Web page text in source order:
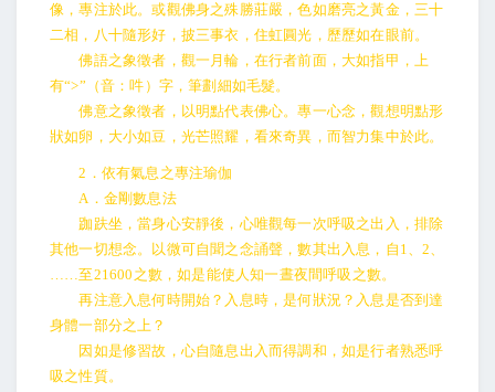
像，專注於此。或觀佛身之殊勝莊嚴，色如磨亮之黃金，三十
二相，八十隨形好，披三事衣，住虹圓光，歷歷如在眼前。
佛語之象徵者，觀一月輪，在行者前面，大如指甲，上
有“>”（音：吽）字，筆劃細如毛髮。
佛意之象徵者，以明點代表佛心。專一心念，觀想明點形
狀如卵，大小如豆，光芒照耀，看來奇異，而智力集中於此。
2．依有氣息之專注瑜伽
A．金剛數息法
跏趺坐，當身心安靜後，心唯觀每一次呼吸之出入，排除
其他一切想念。以微可自聞之念誦聲，數其出入息，自1、2、
……至21600之數，如是能使人知一晝夜間呼吸之數。
再注意入息何時開始？入息時，是何狀況？入息是否到達
身體一部分之上？
因如是修習故，心自隨息出入而得調和，如是行者熟悉呼
吸之性質。